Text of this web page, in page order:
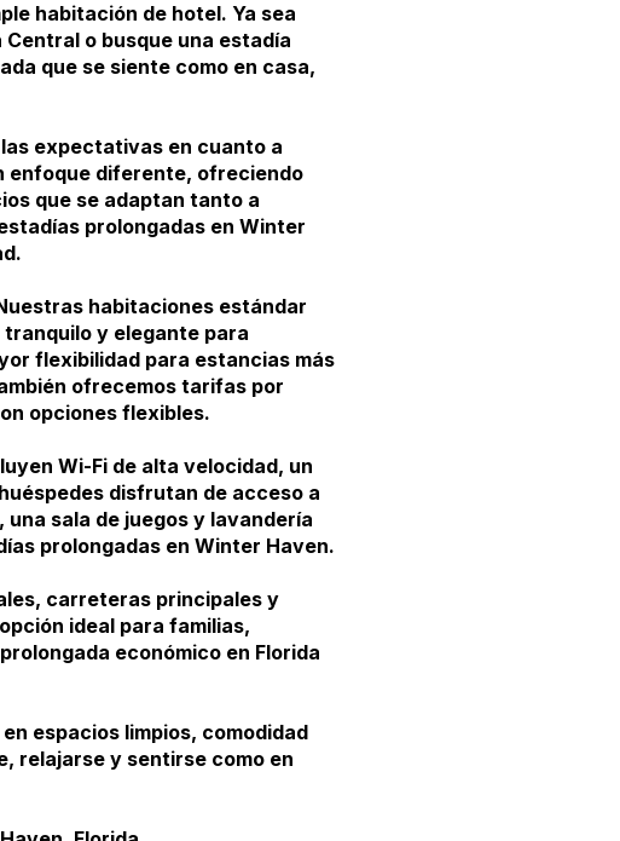
habitación de hotel. Ya sea
o busque una estadía
que se siente como en casa,
expectativas en cuanto a
enfoque diferente, ofreciendo
que se adaptan tanto a
prolongadas en Winter
habitaciones estándar
tranquilo y elegante para
flexibilidad para estancias más
ofrecemos tarifas por
opciones flexibles.
Wi-Fi de alta velocidad, un
disfrutan de acceso a
sala de juegos y lavandería
prolongadas en Winter Haven.
carreteras principales y
ideal para familias,
económico en Florida
espacios limpios, comodidad
relajarse y sentirse como en